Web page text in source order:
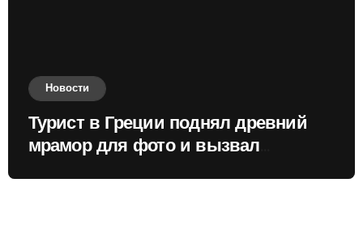
Новости
Турист в Греции поднял древний
мрамор для фото и вызвал